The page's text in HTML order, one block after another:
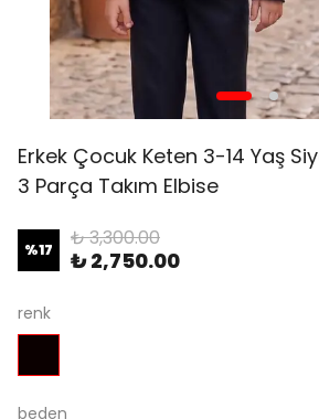
Erkek Çocuk Keten 3-14 Yaş
3 Parça Takım Elbise
%17 ₺ 3,300.00
₺ 2,750.00
renk
beden